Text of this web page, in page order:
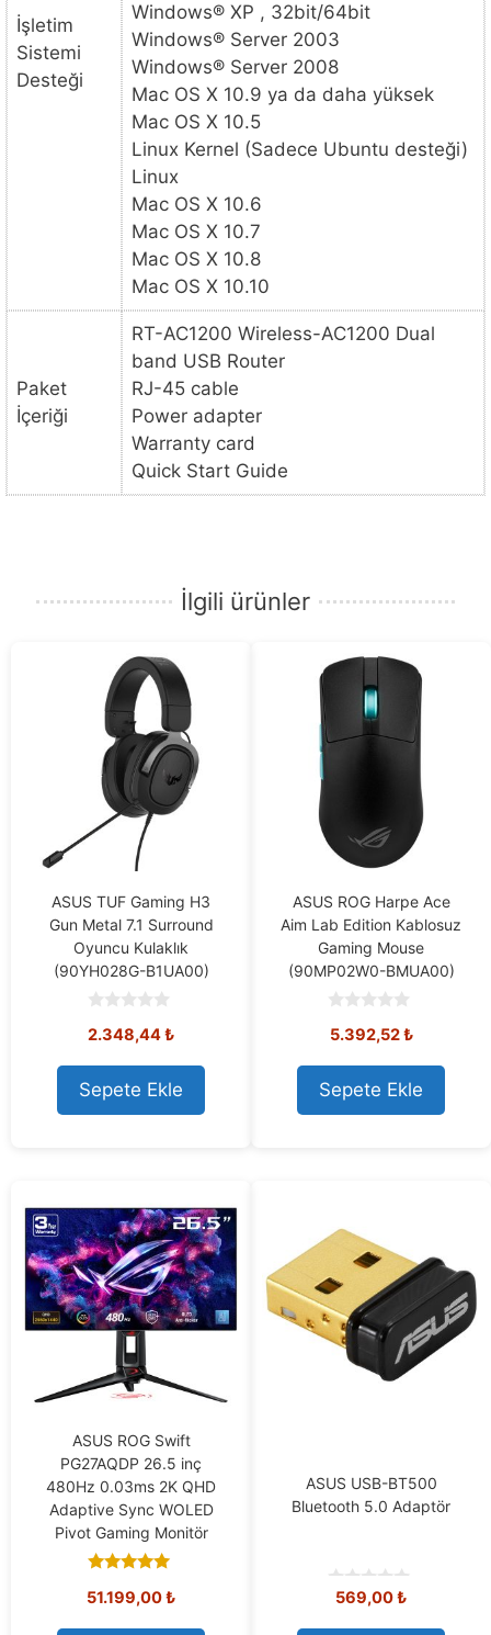
İşletim
Sistemi
Desteği
Windows® XP , 32bit/64bit
Windows® Server 2003
Windows® Server 2008
Mac OS X 10.9 ya da daha yüksek
Mac OS X 10.5
Linux Kernel (Sadece Ubuntu desteği)
Linux
Mac OS X 10.6
Mac OS X 10.7
Mac OS X 10.8
Mac OS X 10.10
Paket
İçeriği
RT-AC1200 Wireless-AC1200 Dual
band USB Router
RJ-45 cable
Power adapter
Warranty card
Quick Start Guide
İlgili ürünler
ASUS TUF Gaming H3
Gun Metal 7.1 Surround
Oyuncu Kulaklık
(90YH028G-B1UA00)
o
t
o
f
5
2.348,44₺
Sepete Ekle
ASUS ROG Harpe Ace
Aim Lab Edition Kablosuz
Gaming Mouse
(90MP02W0-BMUA00)
o
t
o
f
5
5.392,52₺
Sepete Ekle
ASUS ROG Swift
PG27AQDP 26.5 inç
480Hz 0.03ms 2K QHD
Adaptive Sync WOLED
Pivot Gaming Monitör
out of 5
51.199,00₺
ASUS USB-BT500
Bluetooth 5.0 Adaptör
0
u
569,00₺